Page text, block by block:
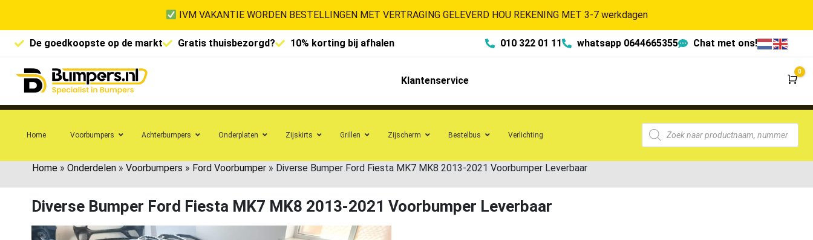
IVM VAKANTIE WORDEN BESTELLINGEN MET VERTRAGING GELEVERD HOU REKENING MET 3-7 werkdagen
De goedkoopste op de markt Gratis thuisbezorgd? 10% korting bij afhalen 010 322 01 11 whatsapp 0644665355 Chat met ons!
Klantenservice
0
Home Voorbumpers Achterbumpers Onderplaten Zijskirts Grillen Zijscherm Bestelbus Verlichting
Home » Onderdelen » Voorbumpers » Ford Voorbumper » Diverse Bumper Ford Fiesta MK7 MK8 2013-2021 Voorbumper Leverbaar
Diverse Bumper Ford Fiesta MK7 MK8 2013-2021 Voorbumper Leverbaar